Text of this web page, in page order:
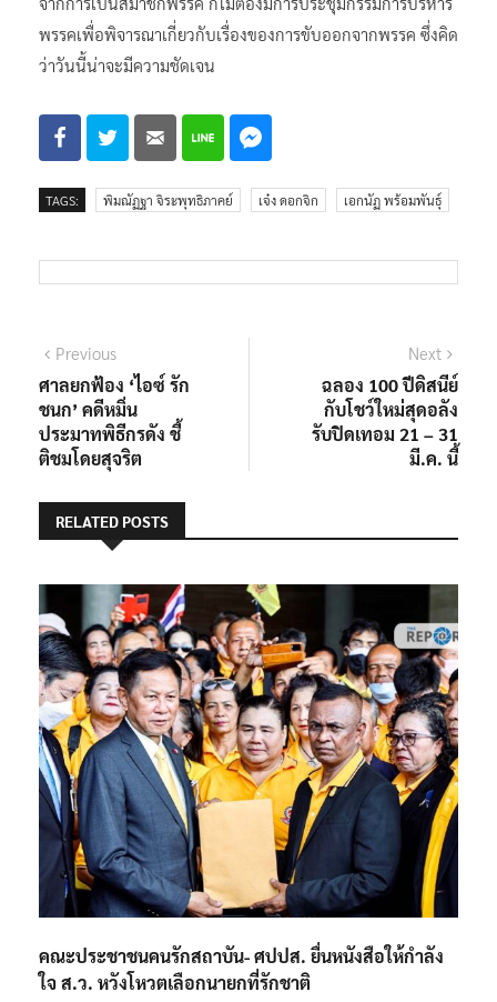
พรรคเพื่อพิจารณาเกี่ยวกับเรื่องของการขับออกจากพรรค ซึ่งคิด
ว่าวันนี้น่าจะมีความชัดเจน
TAGS: พิมณัฏฐา จิระพุทธิภาคย์ เจ๋ง ดอกจิก เอกนัฏ พร้อมพันธุ์
แนะแนว
เรื่อง
PreviousPrevious
post:
ศาลยกฟ้อง ‘ไอซ์ รัก
ชนก’ คดีหมิ่น
ประมาทพิธีกรดัง ชี้
ติชมโดยสุจริต
Next
post:
ฉลอง 100 ปีดิสนีย์
กับโชว์ใหม่สุดอลัง
รับปิดเทอม 21 – 31
มี.ค. นี้
RELATED POSTS
คณะประชาชนคนรักสถาบัน- ศปปส. ยื่นหนังสือให้กำลัง
ใจ ส.ว. หวังโหวตเลือกนายกที่รักชาติ